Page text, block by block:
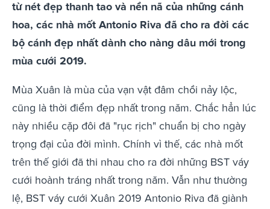
từ nét đẹp thanh tao và nền nã của những cánh
hoa, các nhà mốt Antonio Riva đã cho ra đời các
bộ cánh đẹp nhất dành cho nàng dâu mới trong
mùa cưới 2019.
Mùa Xuân là mùa của vạn vật đâm chồi nảy lộc,
cũng là thời điểm đẹp nhất trong năm. Chắc hẳn lúc
này nhiều cặp đôi đã "rục rịch" chuẩn bị cho ngày
trọng đại của đời mình. Chính vì thế, các nhà mốt
trên thế giới đã thi nhau cho ra đời những BST váy
cưới hoành tráng nhất trong năm. Vẫn như thường
lệ, BST váy cưới Xuân 2019 Antonio Riva đã giành